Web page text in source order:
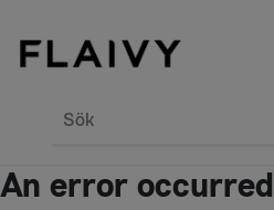
Sök
An error